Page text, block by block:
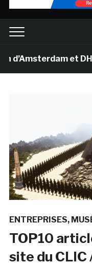
et DHL
ENTREPRISES
TOP10
site du CLIC